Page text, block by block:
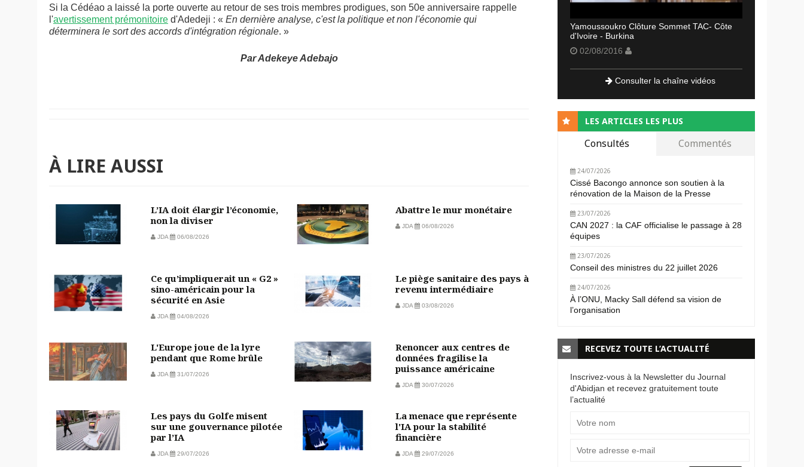
Si la Cédéao a laissé la porte ouverte au retour de ses trois membres prodigues, son 50e anniversaire rappelle
l'avertissement prémonitoire d'Adedeji : « En dernière analyse, c'est la politique et non l'économie qui
déterminera le sort des accords d'intégration régionale. »
Par Adekeye Adebajo
À LIRE AUSSI
L’IA doit élargir l’économie,
non la diviser
JDA 06/08/2026
Abattre le mur monétaire
JDA 06/08/2026
Ce qu’impliquerait un « G2 »
sino-américain pour la
sécurité en Asie
JDA 04/08/2026
Le piège sanitaire des pays à
revenu intermédiaire
JDA 03/08/2026
L'Europe joue de la lyre
pendant que Rome brûle
JDA 31/07/2026
Renoncer aux centres de
données fragilise la
puissance américaine
JDA 30/07/2026
Les pays du Golfe misent
sur une gouvernance pilotée
par l’IA
JDA 29/07/2026
La menace que représente
l'IA pour la stabilité
financière
JDA 29/07/2026
Yamoussoukro Clôture Sommet TAC- Côte
d'Ivoire - Burkina
02/08/2016
Consulter la chaîne vidéos
LES ARTICLES LES PLUS
Consultés Commentés
24/07/2026
Cissé Bacongo annonce son soutien à la
rénovation de la Maison de la Presse
23/07/2026
CAN 2027 : la CAF officialise le passage à 28
équipes
23/07/2026
Conseil des ministres du 22 juillet 2026
24/07/2026
À l’ONU, Macky Sall défend sa vision de
l’organisation
RECEVEZ TOUTE L’ACTUALITÉ
Inscrivez-vous à la Newsletter du Journal
d'Abidjan et recevez gratuitement toute
l’actualité